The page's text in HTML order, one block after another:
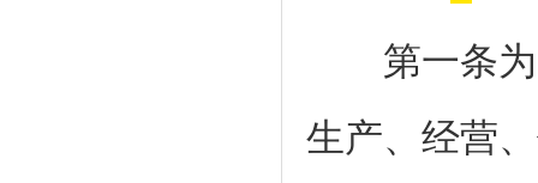
第一条为
生产、经营